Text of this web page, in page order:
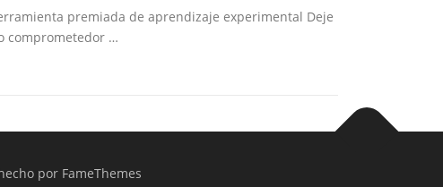
premiada de aprendizaje experimental Deje
comprometedor …
por FameThemes